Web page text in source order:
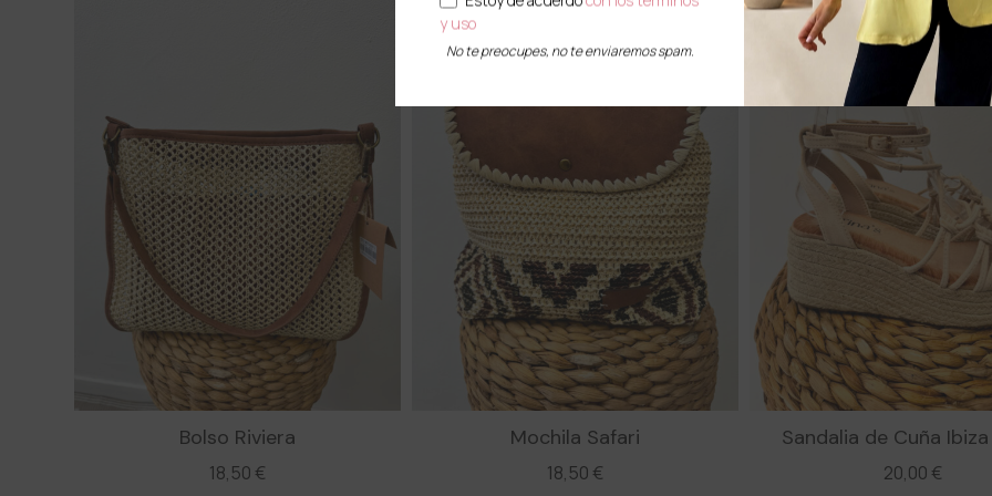
Bolso Riviera
18,50 €
Mochila Safari
18,50 €
Sandalia de Cuña
20,00 €
y uso
No te preocupes, no te enviaremos spam.